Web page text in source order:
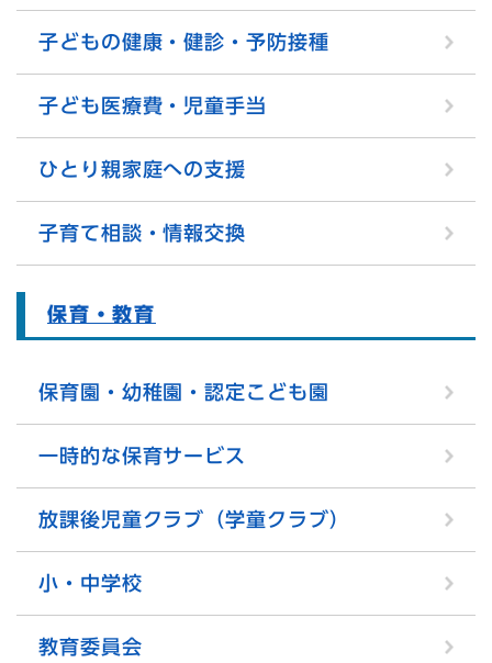
子どもの健康・健診・予防接種
子ども医療費・児童手当
ひとり親家庭への支援
子育て相談・情報交換
保育・教育
保育園・幼稚園・認定こども園
一時的な保育サービス
放課後児童クラブ（学童クラブ）
小・中学校
教育委員会